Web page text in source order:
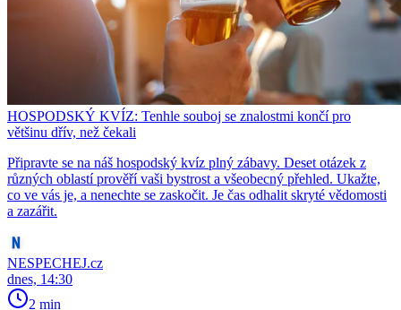
HOSPODSKÝ KVÍZ: Tenhle souboj se znalostmi končí pro
většinu dřív, než čekali
Připravte se na náš hospodský kvíz plný zábavy. Deset otázek z
různých oblastí prověří vaši bystrost a všeobecný přehled. Ukažte,
co ve vás je, a nenechte se zaskočit. Je čas odhalit skryté vědomosti
a zazářit.
NESPECHEJ.cz
dnes, 14:30
2 min